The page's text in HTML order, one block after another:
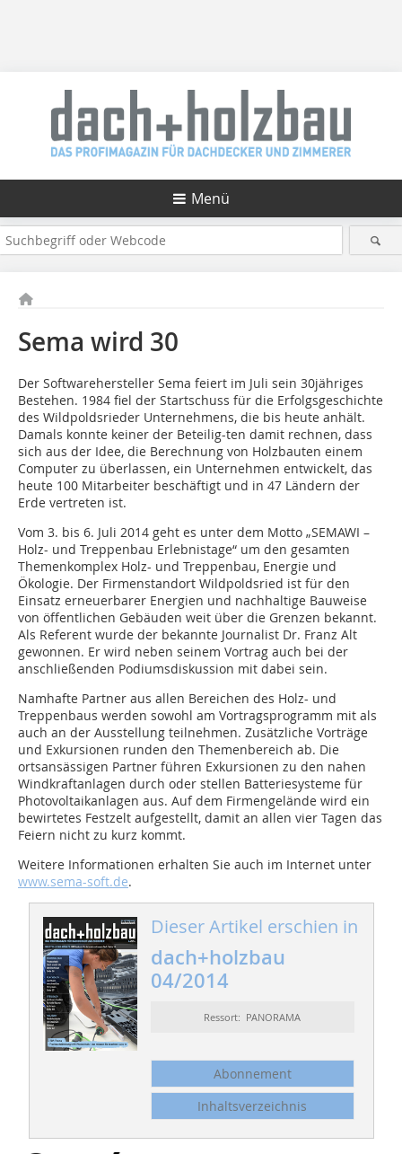
Menü
Sema wird 30
Der Softwarehersteller Sema feiert im Juli sein 30jähriges
Bestehen. 1984 fiel der Startschuss für die Erfolgsgeschichte
des Wildpoldsrieder Unternehmens, die bis heute anhält.
Damals konnte keiner der Beteilig-ten damit rechnen, dass
sich aus der Idee, die Berechnung von Holzbauten einem
Computer zu überlassen, ein Unternehmen entwickelt, das
heute 100 Mitarbeiter beschäftigt und in 47 Ländern der
Erde vertreten ist.
Vom 3. bis 6. Juli 2014 geht es unter dem Motto „SEMAWI –
Holz- und Treppenbau Erlebnistage“ um den gesamten
Themenkomplex Holz- und Treppenbau, Energie und
Ökologie. Der Firmenstandort Wildpoldsried ist für den
Einsatz erneuerbarer Energien und nachhaltige Bauweise
von öffentlichen Gebäuden weit über die Grenzen bekannt.
Als Referent wurde der bekannte Journalist Dr. Franz Alt
gewonnen. Er wird neben seinem Vortrag auch bei der
anschließenden Podiumsdiskussion mit dabei sein.
Namhafte Partner aus allen Bereichen des Holz- und
Treppenbaus werden sowohl am Vortragsprogramm mit als
auch an der Ausstellung teilnehmen. Zusätzliche Vorträge
und Exkursionen runden den Themenbereich ab. Die
ortsansässigen Partner führen Exkursionen zu den nahen
Windkraftanlagen durch oder stellen Batteriesysteme für
Photovoltaikanlagen aus. Auf dem Firmengelände wird ein
bewirtetes Festzelt aufgestellt, damit an allen vier Tagen das
Feiern nicht zu kurz kommt.
Weitere Informationen erhalten Sie auch im Internet unter
www.sema-soft.de.
Dieser Artikel erschien in
dach+holzbau
04/2014
Ressort: PANORAMA
Abonnement
Inhaltsverzeichnis